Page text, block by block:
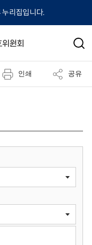
리집입니다.
검
인쇄 공유